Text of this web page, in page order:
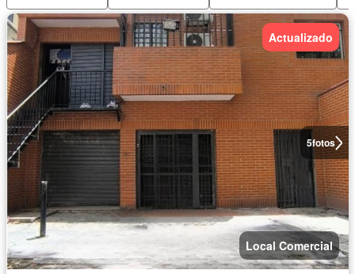
5fotos
Actualizado
Local Comercial